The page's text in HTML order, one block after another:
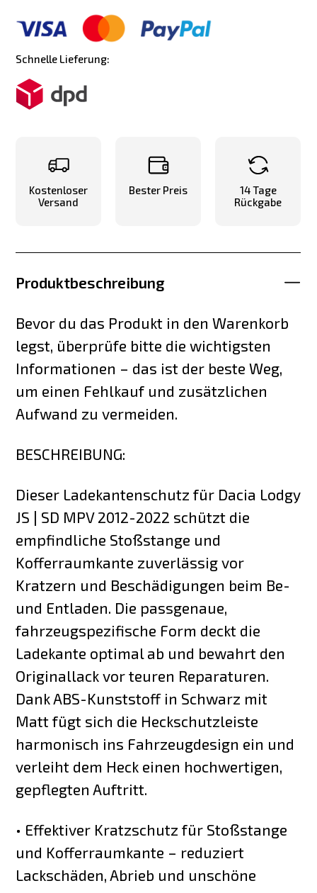
Schnelle Lieferung:
Kostenloser
Versand
Bester Preis
14 Tage
Rückgabe
Produktbeschreibung
Bevor du das Produkt in den Warenkorb
legst, überprüfe bitte die wichtigsten
Informationen – das ist der beste Weg,
um einen Fehlkauf und zusätzlichen
Aufwand zu vermeiden.
BESCHREIBUNG:
Dieser Ladekantenschutz für Dacia Lodgy
JS | SD MPV 2012-2022 schützt die
empfindliche Stoßstange und
Kofferraumkante zuverlässig vor
Kratzern und Beschädigungen beim Be-
und Entladen. Die passgenaue,
fahrzeugspezifische Form deckt die
Ladekante optimal ab und bewahrt den
Originallack vor teuren Reparaturen.
Dank ABS-Kunststoff in Schwarz mit
Matt fügt sich die Heckschutzleiste
harmonisch ins Fahrzeugdesign ein und
verleiht dem Heck einen hochwertigen,
gepflegten Auftritt.
• Effektiver Kratzschutz für Stoßstange
und Kofferraumkante – reduziert
Lackschäden, Abrieb und unschöne